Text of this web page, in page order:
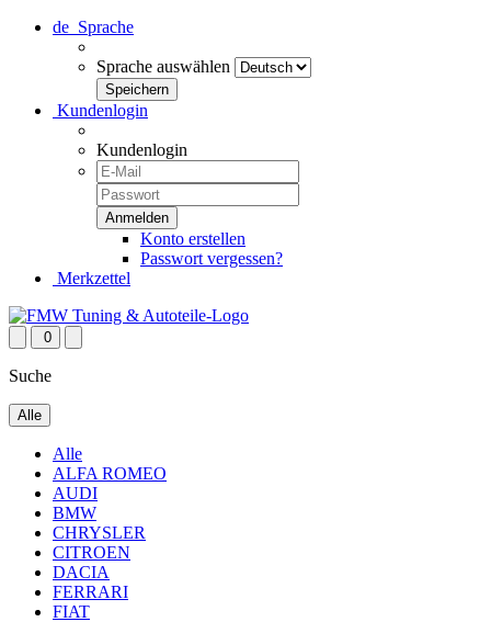
de Sprache
Sprache auswählen
Kundenlogin
Kundenlogin
Konto erstellen
Passwort vergessen?
Merkzettel
0
Suche
Alle
Alle
ALFA ROMEO
AUDI
BMW
CHRYSLER
CITROEN
DACIA
FERRARI
FIAT